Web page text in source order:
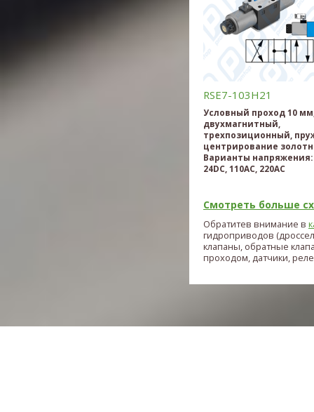
RSE7-103H21
Условный проход 10
двухмагнитный,
трехпозиционный,
центрирование
Варианты напряжения:
24DC, 110AC, 220AC
Смотреть больше
Обратитев внимание в
гидроприводов
клапаны, обратные
проходом, датчики, реле